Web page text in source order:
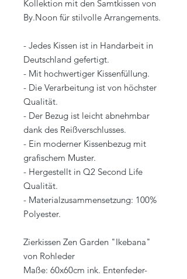
Kollektion mit den Samtkissen von
By.Noon für stilvolle Arrangements.
- Jedes Kissen ist in Handarbeit in
Deutschland gefertigt.
- Mit hochwertiger Kissenfüllung.
- Die Verarbeitung ist von höchster
Qualität.
- Der Bezug ist leicht abnehmbar
dank des Reißverschlusses.
- Ein moderner Kissenbezug mit
grafischem Muster.
- Hergestellt in Q2 Second Life
Qualität.
- Materialzusammensetzung: 100%
Polyester.
Zierkissen Zen Garden "Ikebana"
von Rohleder
Maße: 60x60cm ink. Entenfeder-